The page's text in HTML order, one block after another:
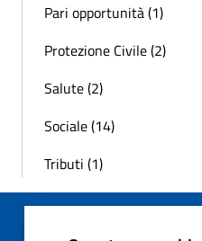
Pari opportunità (1)
Protezione Civile (2)
Salute (2)
Sociale (14)
Tributi (1)